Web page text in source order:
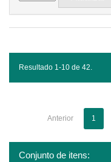
Resultado 1-10 de 42.
Anterior 1
Conjunto de itens: